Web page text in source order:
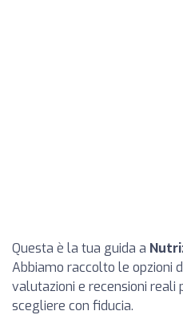
Questa è la tua guida a
Abbiamo raccolto le opzioni
valutazioni e recensioni
scegliere con fiducia.